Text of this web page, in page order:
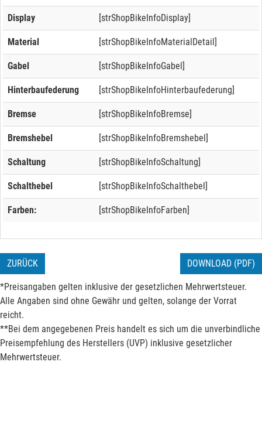
Display [strShopBikeInfoDisplay]
Material [strShopBikeInfoMaterialDetail]
Gabel [strShopBikeInfoGabel]
Hinterbaufederung [strShopBikeInfoHinterbaufederung]
Bremse [strShopBikeInfoBremse]
Bremshebel [strShopBikeInfoBremshebel]
Schaltung [strShopBikeInfoSchaltung]
Schalthebel [strShopBikeInfoSchalthebel]
Farben: [strShopBikeInfoFarben]
ZURÜCK DOWNLOAD (PDF)
*Preisangaben gelten inklusive der gesetzlichen Mehrwertsteuer.
Alle Angaben sind ohne Gewähr und gelten, solange der Vorrat
reicht.
**Bei dem angegebenen Preis handelt es sich um die unverbindliche
Preisempfehlung des Herstellers (UVP) inklusive gesetzlicher
Mehrwertsteuer.